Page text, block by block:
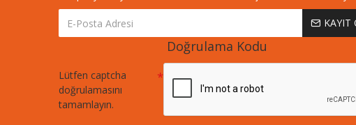
KAYIT
Doğrulama Kodu
Lütfen captcha
doğrulamasını
tamamlayın.